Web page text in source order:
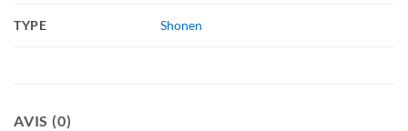
TYPE Shonen
AVIS (0)